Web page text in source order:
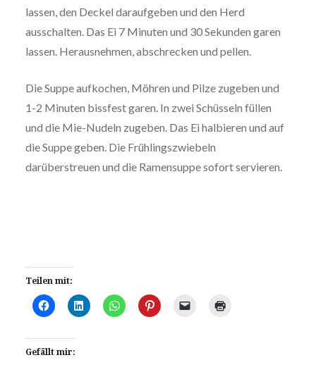
lassen, den Deckel daraufgeben und den Herd
ausschalten. Das Ei 7 Minuten und 30 Sekunden garen
lassen. Herausnehmen, abschrecken und pellen.
Die Suppe aufkochen, Möhren und Pilze zugeben und
1-2 Minuten bissfest garen. In zwei Schüsseln füllen
und die Mie-Nudeln zugeben. Das Ei halbieren und auf
die Suppe geben. Die Frühlingszwiebeln
darüberstreuen und die Ramensuppe sofort servieren.
Teilen mit:
Gefällt mir: